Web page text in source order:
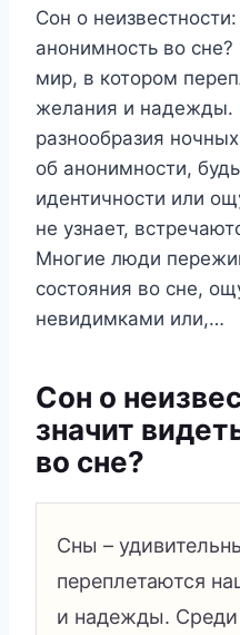
Сон о
анонимность во
мир, в котором
желания и надежды.
разнообразия
об анонимности,
идентичности или
не узнает,
Многие люди
состояния во сне,
невидимками или,…
Сон о
значит
во сне?
Сны –
переплетаются
и надежды. Среди